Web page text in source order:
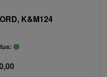
K&M124